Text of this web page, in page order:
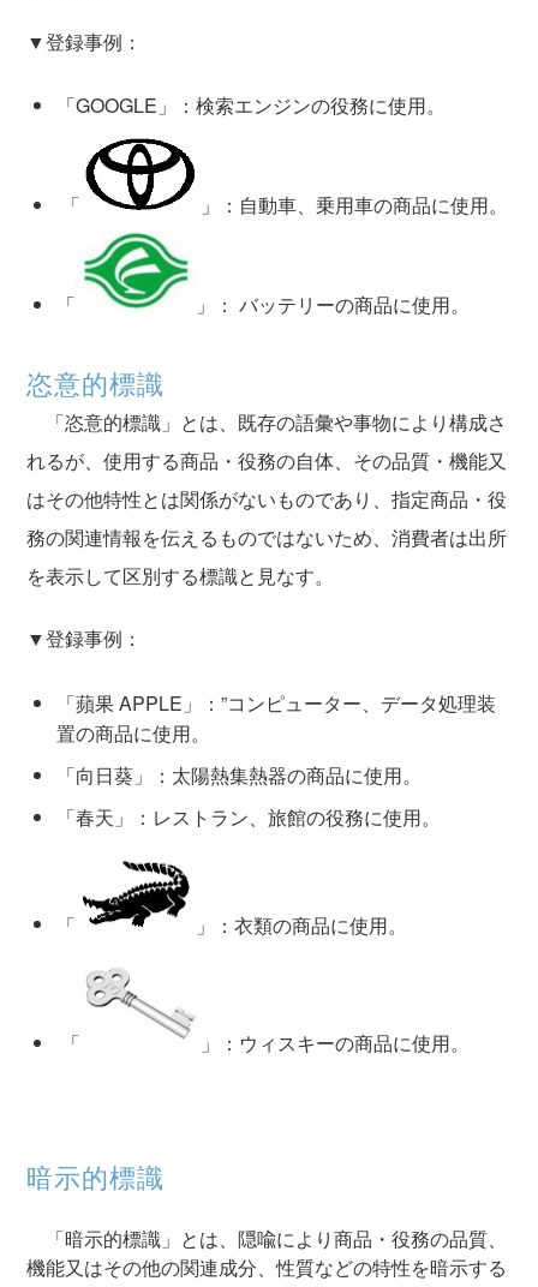
▼登録事例：
「GOOGLE」：検索エンジンの役務に使用。
「 」：自動車、乗用車の商品に使用。
「 」： バッテリーの商品に使用。
恣意的標識
「恣意的標識」とは、既存の語彙や事物により構成さ
れるが、使用する商品・役務の自体、その品質・機能又
はその他特性とは関係がないものであり、指定商品・役
務の関連情報を伝えるものではないため、消費者は出所
を表示して区別する標識と見なす。
▼登録事例：
「蘋果 APPLE」：”コンピューター、データ処理装
置の商品に使用。
「向日葵」：太陽熱集熱器の商品に使用。
「春天」：レストラン、旅館の役務に使用。
「 」：衣類の商品に使用。
「 」：ウィスキーの商品に使用。
暗示的標識
「暗示的標識」とは、隠喩により商品・役務の品質、
機能又はその他の関連成分、性質などの特性を暗示する